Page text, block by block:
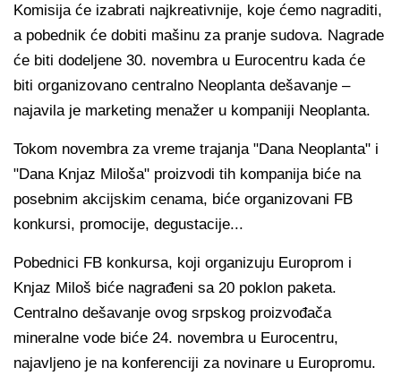
Komisija će izabrati najkreativnije, koje ćemo nagraditi,
a pobednik će dobiti mašinu za pranje sudova. Nagrade
će biti dodeljene 30. novembra u Eurocentru kada će
biti organizovano centralno Neoplanta dešavanje –
najavila je marketing menažer u kompaniji Neoplanta.
Tokom novembra za vreme trajanja "Dana Neoplanta" i
"Dana Knjaz Miloša" proizvodi tih kompanija biće na
posebnim akcijskim cenama, biće organizovani FB
konkursi, promocije, degustacije...
Pobednici FB konkursa, koji organizuju Europrom i
Knjaz Miloš biće nagrađeni sa 20 poklon paketa.
Centralno dešavanje ovog srpskog proizvođača
mineralne vode biće 24. novembra u Eurocentru,
najavljeno je na konferenciji za novinare u Europromu.